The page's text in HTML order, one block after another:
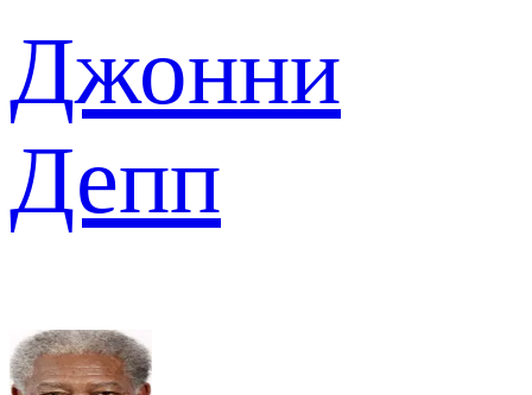
Джонни
Депп